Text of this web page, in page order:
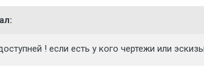
! если есть у кого чертежи или